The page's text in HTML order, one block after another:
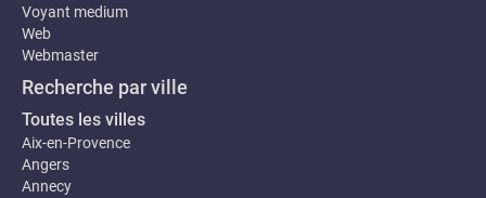
Voyant medium
Web
Webmaster
Recherche par ville
Toutes les villes
Aix-en-Provence
Angers
Annecy